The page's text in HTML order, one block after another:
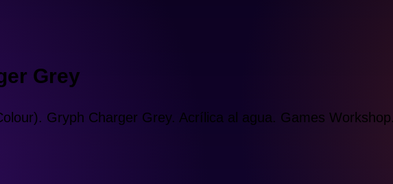
Grey
Gryph Charger Grey. Acrílica al agua. Games Workshop.